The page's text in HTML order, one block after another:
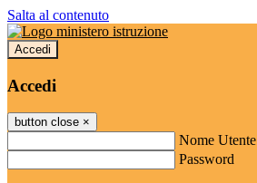
Salta al contenuto
Accedi
Accedi
button close ×
Nome Utente
Password